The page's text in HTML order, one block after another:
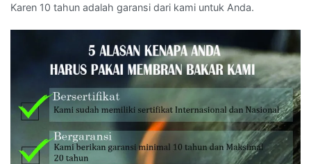
Karen 10 tahun adalah garansi dari kami untuk Anda.